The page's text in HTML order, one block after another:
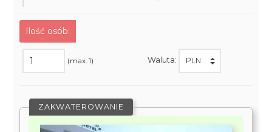
Ilość osób:
(max. 1) Waluta:
ZAKWATEROWANIE